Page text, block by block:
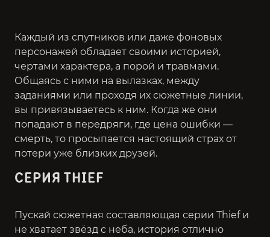
Каждый из спутников или даже фоновых
персонажей обладает своими историей,
чертами характера, а порой и травмами.
Общаясь с ними на вылазках, между
заданиями или проходя их сюжетные линии,
вы привязываетесь к ним. Когда же они
попадают в передряги, где цена ошибки —
смерть, то просыпается настоящий страх от
потери уже близких друзей.
СЕРИЯ THIEF
Пускай сюжетная составляющая серии Thief и
не хватает звёзд с неба, история отлично